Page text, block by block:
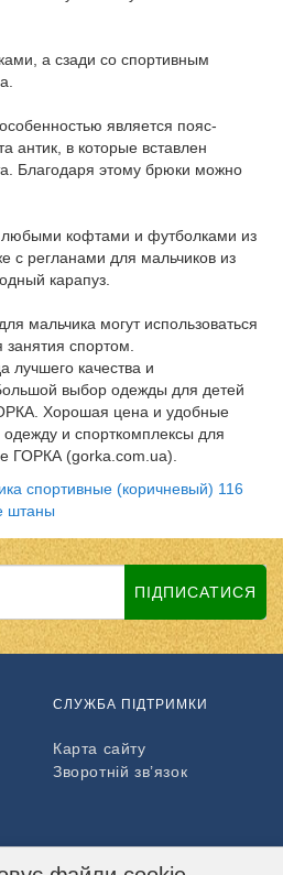
а сзади со спортивным
является пояс-
антик, в которые вставлен
Благодаря этому брюки можно
любыми кофтами и футболками из
с регланами для мальчиков из
карапуз.
мальчика могут использоваться
занятия спортом.
лучшего качества и
выбор одежды для детей
Хорошая цена и удобные
одежду и спорткомплексы для
ГОРКА (gorka.com.ua).
спортивные (коричневый) 116
штаны
ПІДПИСАТИСЯ
СЛУЖБА ПІДТРИМКИ
Карта сайту
Зворотній зв’язок